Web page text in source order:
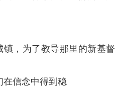
，为了教导那里的新基督
信念中得到稳